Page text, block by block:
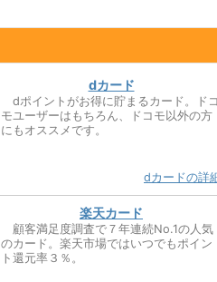
dカード
dポイントがお得に貯まるカード。ド
モユーザーはもちろん、ドコモ以外の方
にもオススメです。
dカードの詳
楽天カード
顧客満足度調査で７年連続No.1の人気
のカード。楽天市場ではいつでもポイン
ト還元率３％。